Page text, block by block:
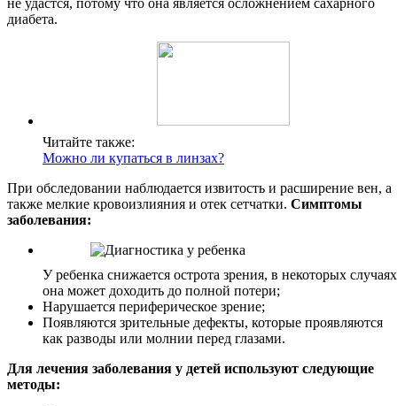
не удастся, потому что она является осложнением сахарного
диабета.
Читайте также:
Можно ли купаться в линзах?
При обследовании наблюдается извитость и расширение вен, а
также мелкие кровоизлияния и отек сетчатки. Симптомы
заболевания:
У ребенка снижается острота зрения, в некоторых случаях
она может доходить до полной потери;
Нарушается периферическое зрение;
Появляются зрительные дефекты, которые проявляются
как разводы или молнии перед глазами.
Для лечения заболевания у детей используют следующие
методы: